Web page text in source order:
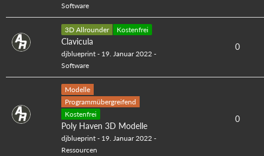
Software
3D Allrounder Kostenfrei
Clavicula
djblueprint - 19. Januar 2022 -
Software
0
Modelle
Programmübergreifend
Kostenfrei
Poly Haven 3D Modelle
djblueprint - 19. Januar 2022 -
Ressourcen
0